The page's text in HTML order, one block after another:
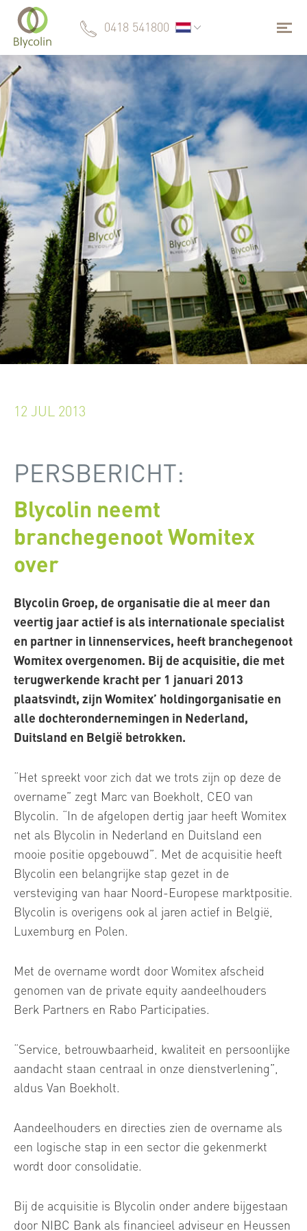
0418 541800
12 JUL 2013
PERSBERICHT:
Blycolin neemt
branchegenoot Womitex
over
Blycolin Groep, de organisatie die al meer dan
veertig jaar actief is als internationale specialist
en partner in linnenservices, heeft branchegenoot
Womitex overgenomen. Bij de acquisitie, die met
terugwerkende kracht per 1 januari 2013
plaatsvindt, zijn Womitex’ holdingorganisatie en
alle dochterondernemingen in Nederland,
Duitsland en België betrokken.
“Het spreekt voor zich dat we trots zijn op deze de
overname” zegt Marc van Boekholt, CEO van
Blycolin. “In de afgelopen dertig jaar heeft Womitex
net als Blycolin in Nederland en Duitsland een
mooie positie opgebouwd”. Met de acquisitie heeft
Blycolin een belangrijke stap gezet in de
versteviging van haar Noord-Europese marktpositie.
Blycolin is overigens ook al jaren actief in België,
Luxemburg en Polen.
Met de overname wordt door Womitex afscheid
genomen van de private equity aandeelhouders
Berk Partners en Rabo Participaties.
“Service, betrouwbaarheid, kwaliteit en persoonlijke
aandacht staan centraal in onze dienstverlening”,
aldus Van Boekholt.
Aandeelhouders en directies zien de overname als
een logische stap in een sector die gekenmerkt
wordt door consolidatie.
Bij de acquisitie is Blycolin onder andere bijgestaan
door NIBC Bank als financieel adviseur en Heussen